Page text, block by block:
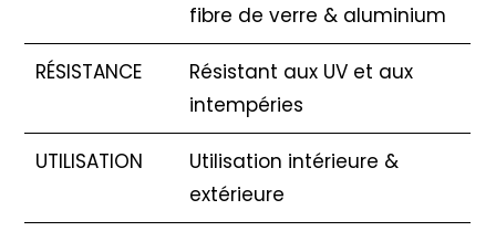
fibre de verre & aluminium
RÉSISTANCE
Résistant aux UV et aux
intempéries
UTILISATION
Utilisation intérieure &
extérieure